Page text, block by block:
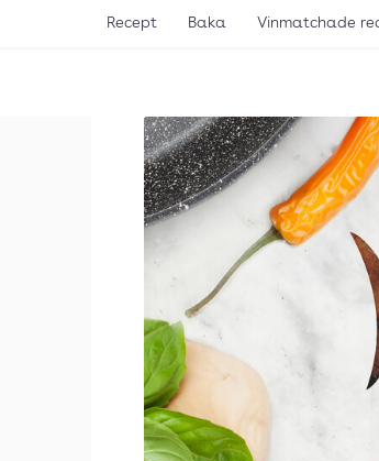
Recept Baka Vinmatchade